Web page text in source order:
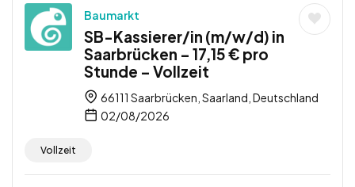
Baumarkt
SB-Kassierer/in (m/w/d) in
Saarbrücken – 17,15 € pro
Stunde – Vollzeit
66111 Saarbrücken, Saarland, Deutschland
02/08/2026
Vollzeit